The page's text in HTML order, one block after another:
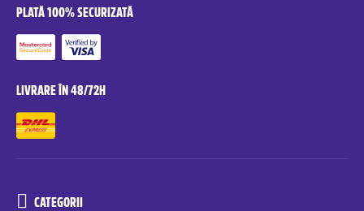
PLATĂ 100% SECURIZATĂ
LIVRARE ÎN 48/72H
CATEGORII